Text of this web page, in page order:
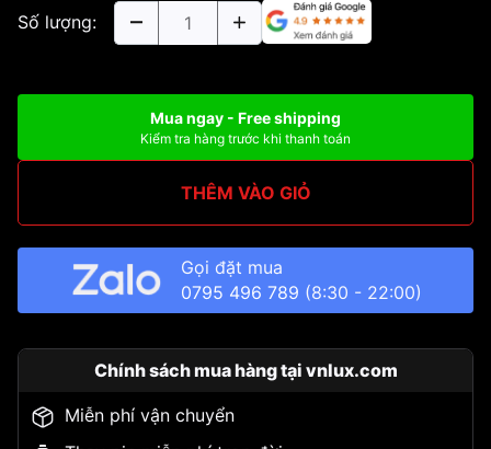
Số lượng:
Mua ngay - Free shipping
Kiểm tra hàng trước khi thanh toán
THÊM VÀO GIỎ
Gọi đặt mua
0795 496 789 (8:30 - 22:00)
Chính sách mua hàng tại vnlux.com
Miễn phí vận chuyển